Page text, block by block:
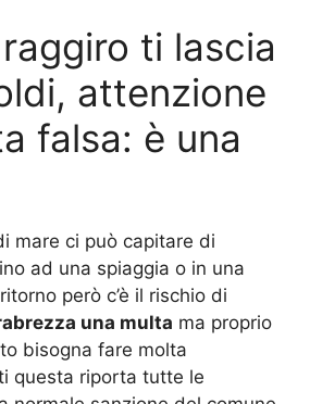
ti lascia
attenzione
falsa: è una
mare ci può capitare di
ad una spiaggia o in una
però c’è il rischio di
una multa ma proprio
bisogna fare molta
questa riporta tutte le